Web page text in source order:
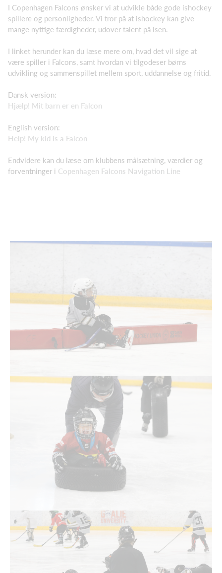
I Copenhagen Falcons ønsker vi at udvikle både gode ishockey
spillere og personligheder. Vi tror på at ishockey kan give
mange nyttige færdigheder, udover talent på isen.
I linket herunder kan du læse mere om, hvad det vil sige at
være spiller i Falcons, samt hvordan vi tilgodeser børns
udvikling og sammenspillet mellem sport, uddannelse og fritid.
Dansk version:
Hjælp! Mit barn er en Falcon
English version:
Help! My kid is a Falcon
Endvidere kan du læse om klubbens målsætning, værdier og
forventninger i Copenhagen Falcons Navigation Line